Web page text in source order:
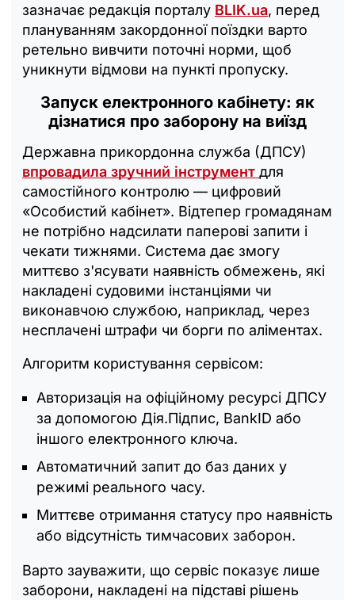
зазначає редакція порталу BLIK.ua, перед
плануванням закордонної поїздки варто
ретельно вивчити поточні норми, щоб
уникнути відмови на пункті пропуску.
Запуск електронного кабінету: як
дізнатися про заборону на виїзд
Державна прикордонна служба (ДПСУ)
впровадила зручний інструмент для
самостійного контролю — цифровий
«Особистий кабінет». Відтепер громадянам
не потрібно надсилати паперові запити і
чекати тижнями. Система дає змогу
миттєво з'ясувати наявність обмежень, які
накладені судовими інстанціями чи
виконавчою службою, наприклад, через
несплачені штрафи чи борги по аліментах.
Алгоритм користування сервісом:
Авторизація на офіційному ресурсі ДПСУ
за допомогою Дія.Підпис, BankID або
іншого електронного ключа.
Автоматичний запит до баз даних у
режимі реального часу.
Миттєве отримання статусу про наявність
або відсутність тимчасових заборон.
Варто зауважити, що сервіс показує лише
заборони, накладені на підставі рішень